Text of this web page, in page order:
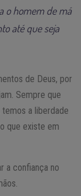
o homem de má
até que seja
de Deus, por
Sempre que
a liberdade
que existe em
a confiança no